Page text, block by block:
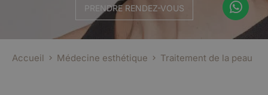
PRENDRE RENDEZ-VOUS
Accueil Médecine esthétique Traitement de la peau